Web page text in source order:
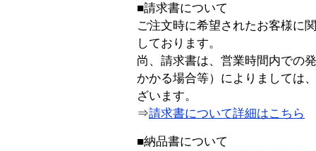
■請求書について
ご注文時に希望されたお客様に
しております。
尚、請求書は、営業時間内での
かかる場合等）によりましては
ざいます。
⇒請求書について詳細はこちら
■納品書について